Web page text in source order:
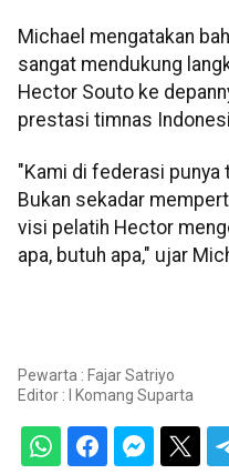
Michael mengatakan
sangat mendukung
Hector Souto ke
prestasi timnas
"Kami di federasi
Bukan sekadar
visi pelatih Hector
apa, butuh apa," ujar
Pewarta : Fajar Satriyo
Editor :
I Komang Suparta